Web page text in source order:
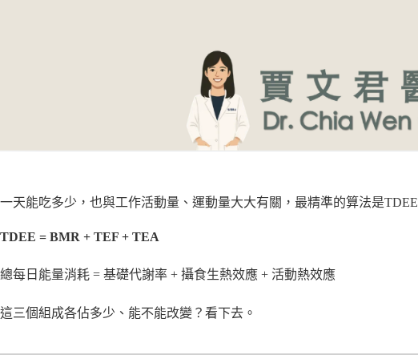
一天能吃多少，也與工作活動量、運動量大大有關，最精準的算法是TDEE
TDEE = BMR + TEF + TEA
總每日能量消耗 = 基礎代謝率 + 攝食生熱效應 + 活動熱效應
這三個組成各佔多少、能不能改變？看下去。